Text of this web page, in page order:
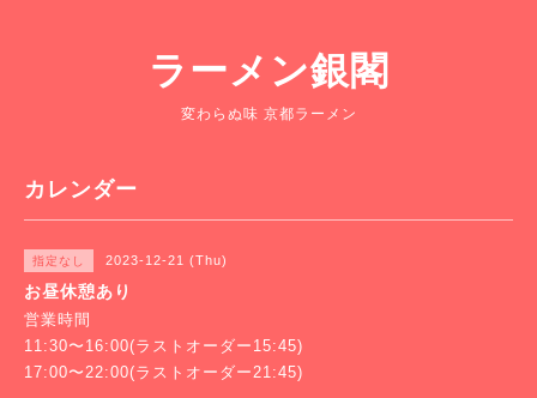
ラーメン銀閣
変わらぬ味 京都ラーメン
カレンダー
指定なし 2023-12-21 (Thu)
お昼休憩あり
営業時間
11:30〜16:00(ラストオーダー15:45)
17:00〜22:00(ラストオーダー21:45)